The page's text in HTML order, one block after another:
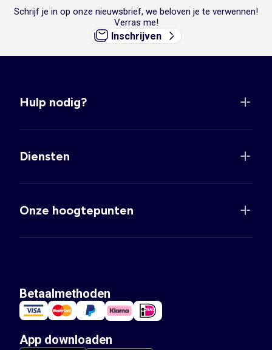
Schrijf je in op onze nieuwsbrief, we beloven je te verwennen!
Verras me!
Inschrijven
Hulp nodig?
Diensten
Onze hoogtepunten
Betaalmethoden
App downloaden